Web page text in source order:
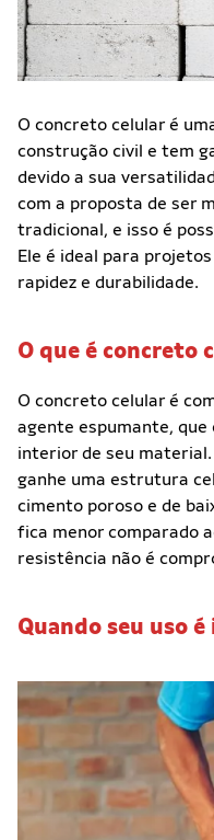
O concreto celular é
construção civil e tem
devido a sua
com a proposta de ser
tradicional, e isso é
Ele é ideal para
rapidez e durabilidade.
O que é concreto
O concreto celular é
agente espumante, que
interior de seu
ganhe uma estrutura
cimento poroso e de
fica menor comparado
resistência não é
Quando seu uso